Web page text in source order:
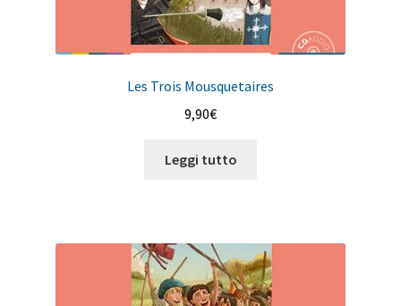
Les Trois Mousquetaires
9,90€
Leggi tutto